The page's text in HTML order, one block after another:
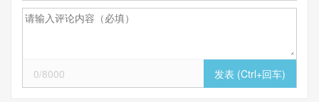
0/8000